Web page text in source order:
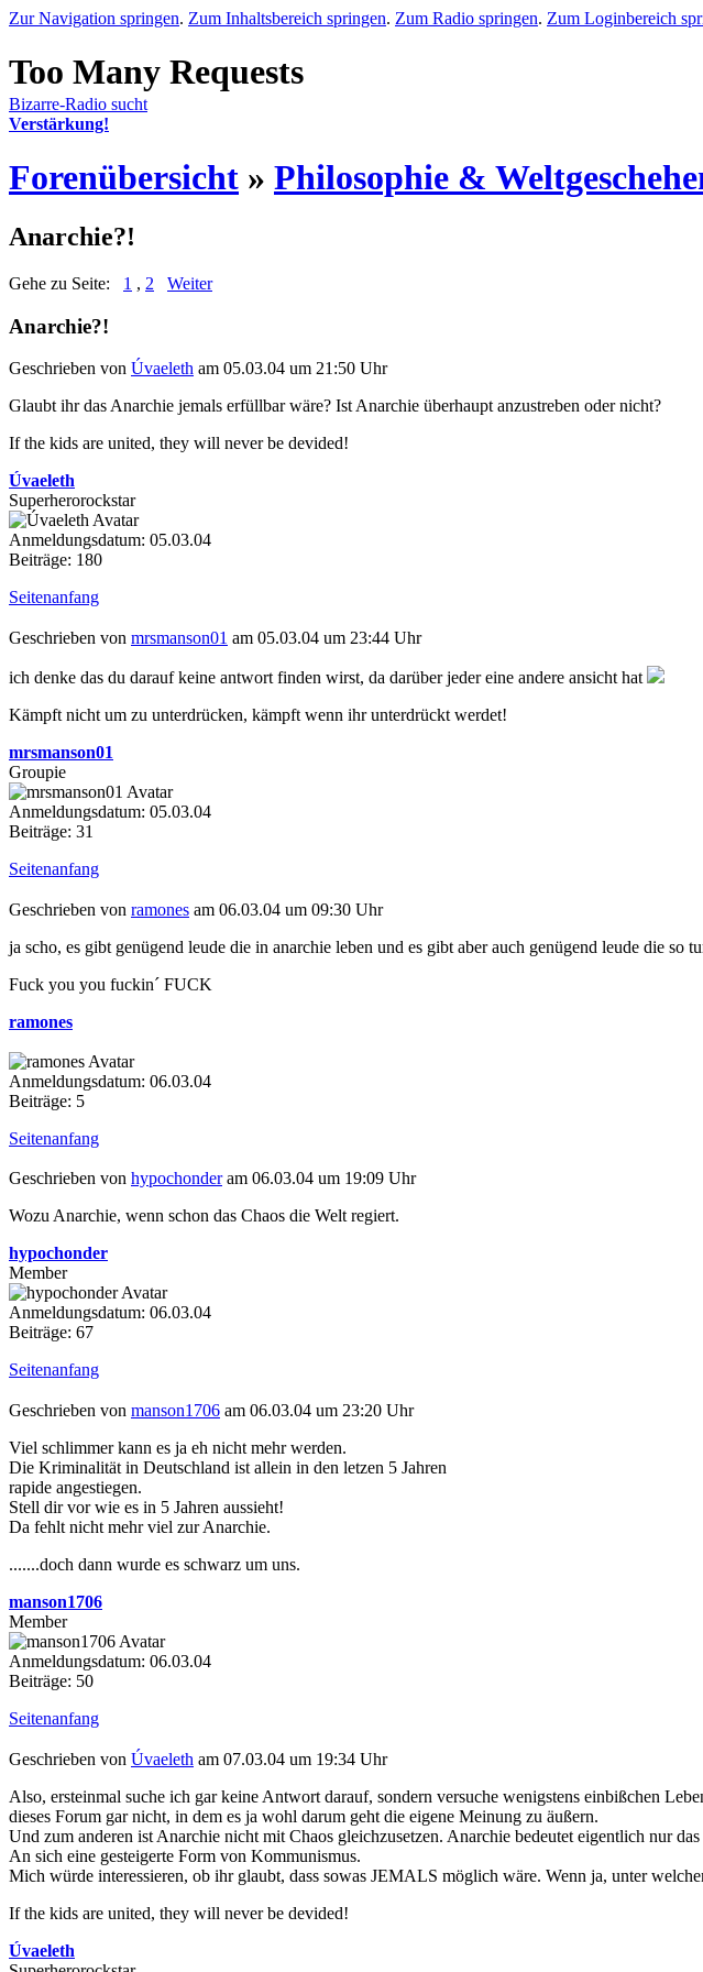
Zur Navigation springen. Zum Inhaltsbereich springen. Zum Radio springen. Zum Loginbereich
Bizarre-Radio sucht
Verstärkung!
Forenübersicht » Philosophie &
Anarchie?!
Gehe zu Seite: 1 , 2 Weiter
Anarchie?!
Geschrieben von Úvaeleth am 05.03.04 um 21:50 Uhr
Glaubt ihr das Anarchie jemals erfüllbar wäre? Ist Anarchie überhaupt anzustreben oder nicht?
If the kids are united, they will never be devided!
Úvaeleth
Superherorockstar
Anmeldungsdatum: 05.03.04
Beiträge: 180
Seitenanfang
Geschrieben von mrsmanson01 am 05.03.04 um 23:44 Uhr
ich denke das du darauf keine antwort finden wirst, da darüber jeder eine andere ansicht hat
Kämpft nicht um zu unterdrücken, kämpft wenn ihr unterdrückt werdet!
mrsmanson01
Groupie
Anmeldungsdatum: 05.03.04
Beiträge: 31
Seitenanfang
Geschrieben von ramones am 06.03.04 um 09:30 Uhr
ja scho, es gibt genügend leude die in anarchie leben und es gibt aber auch genügend leude die so
Fuck you you fuckin´ FUCK
ramones
Anmeldungsdatum: 06.03.04
Beiträge: 5
Seitenanfang
Geschrieben von hypochonderam 06.03.04 um 19:09 Uhr
Wozu Anarchie, wenn schon das Chaos die Welt regiert.
hypochonder
Member
Anmeldungsdatum: 06.03.04
Beiträge: 67
Seitenanfang
Geschrieben von manson1706 am 06.03.04 um 23:20 Uhr
Viel schlimmer kann es ja eh nicht mehr werden.
Die Kriminalität in Deutschland ist allein in den letzen 5 Jahren
rapide angestiegen.
Stell dir vor wie es in 5 Jahren aussieht!
Da fehlt nicht mehr viel zur Anarchie.
.......doch dann wurde es schwarz um uns.
manson1706
Member
Anmeldungsdatum: 06.03.04
Beiträge: 50
Seitenanfang
Geschrieben von Úvaeleth am 07.03.04 um 19:34 Uhr
Also, ersteinmal suche ich gar keine Antwort darauf, sondern versuche wenigstens einbißchen
dieses Forum gar nicht, in dem es ja wohl darum geht die eigene Meinung zu äußern.
Und zum anderen ist Anarchie nicht mit Chaos gleichzusetzen. Anarchie bedeutet eigentlich nur
An sich eine gesteigerte Form von Kommunismus.
Mich würde interessieren, ob ihr glaubt, dass sowas JEMALS möglich wäre. Wenn ja, unter
If the kids are united, they will never be devided!
Úvaeleth